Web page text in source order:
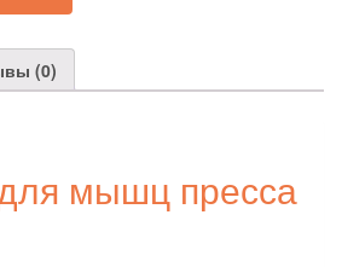
(0)
мышц пресса